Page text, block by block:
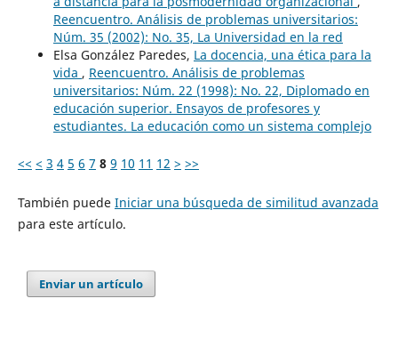
Reencuentro. Análisis de problemas universitarios:
Núm. 35 (2002): No. 35, La Universidad en la red
Elsa González Paredes, La docencia, una ética para la
vida , Reencuentro. Análisis de problemas
universitarios: Núm. 22 (1998): No. 22, Diplomado en
educación superior. Ensayos de profesores y
estudiantes. La educación como un sistema complejo
<< < 3 4 5 6 7 8 9 10 11 12 > >>
También puede Iniciar una búsqueda de similitud avanzada
para este artículo.
Enviar un artículo